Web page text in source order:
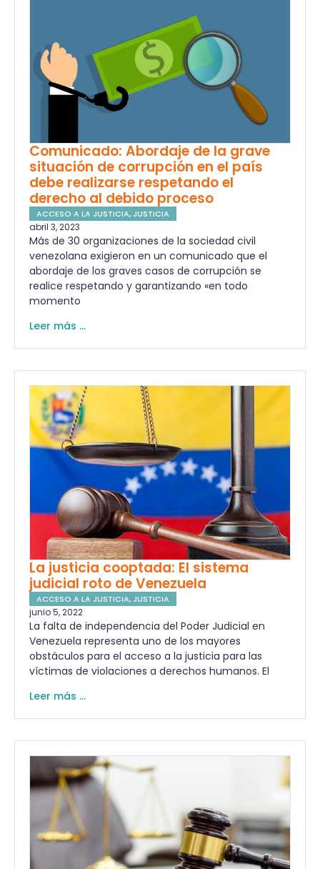
Comunicado: Abordaje de la grave
situación de corrupción en el país
debe realizarse respetando el
derecho al debido proceso
ACCESO A LA JUSTICIA, JUSTICIA
abril 3, 2023
Más de 30 organizaciones de la sociedad civil
venezolana exigieron en un comunicado que el
abordaje de los graves casos de corrupción se
realice respetando y garantizando «en todo
momento
Leer más ...
La justicia cooptada: El sistema
judicial roto de Venezuela
ACCESO A LA JUSTICIA, JUSTICIA
junio 5, 2022
La falta de independencia del Poder Judicial en
Venezuela representa uno de los mayores
obstáculos para el acceso a la justicia para las
víctimas de violaciones a derechos humanos. El
Leer más ...